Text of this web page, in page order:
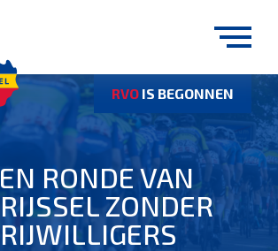
RONDE VAN
ZONDER
RVO IS BEGONNEN